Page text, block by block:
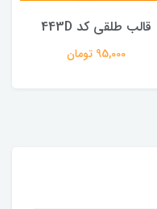
قالب طلقی کد 443D
95,000 تومان